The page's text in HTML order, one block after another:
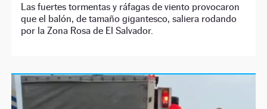
Las fuertes tormentas y ráfagas de viento provocaron
que el balón, de tamaño gigantesco, saliera rodando
por la Zona Rosa de El Salvador.